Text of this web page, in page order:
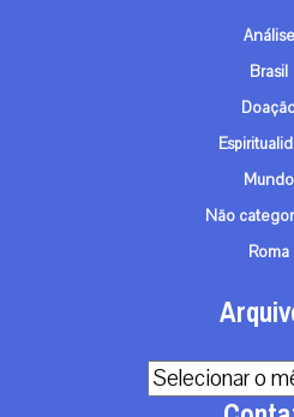
Análise
Brasil
Mundo
Não
Roma
Arquivos